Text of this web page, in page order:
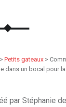
Petits gateaux>
dans un bocal pour la
par Stéphanie